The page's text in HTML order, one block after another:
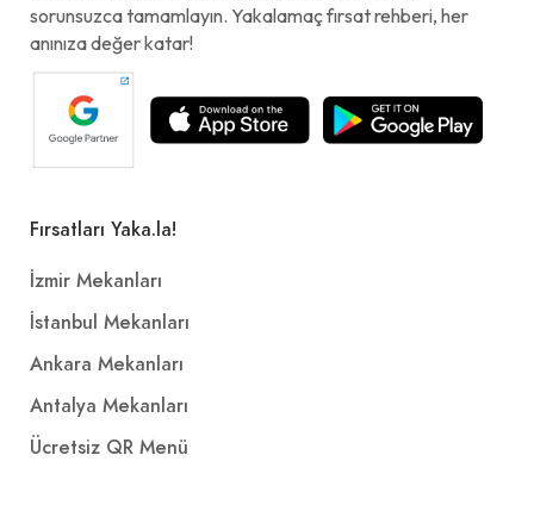
sorunsuzca tamamlayın. Yakalamaç fırsat rehberi, her
anınıza değer katar!
Fırsatları Yaka.la!
İzmir Mekanları
İstanbul Mekanları
Ankara Mekanları
Antalya Mekanları
Ücretsiz QR Menü